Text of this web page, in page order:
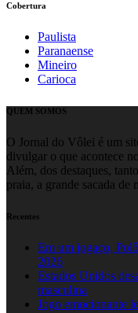
Cobertura
Paulista
Paranaense
Mineiro
Carioca
QUEM SOMOS
O Jornal do Vôlei é um
divulgar o que acontece
Além, dos destaques,
praia, a grande sacada de
Recentes
Em um jogaço,
2026
Estados Unidos
masculina
Jogo emocionante